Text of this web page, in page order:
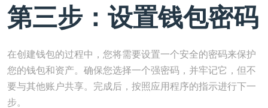
第三步：设置钱包密码
在创建钱包的过程中，您将需要设置一个安全的密码来保护
您的钱包和资产。确保您选择一个强密码，并牢记它，但不
要与其他账户共享。完成后，按照应用程序的指示进行下一
步。